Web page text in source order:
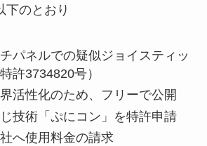
下のとおり
パネルでの疑似ジョイスティッ
許3734820号）
活性化のため、フリーで公開
技術「ぷにコン」を特許申請
へ使用料金の請求